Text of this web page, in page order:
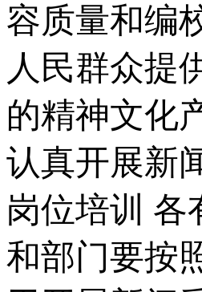
容质量和编
人民群众提
的精神文
认真开展新
岗位培训 各
和部门要按